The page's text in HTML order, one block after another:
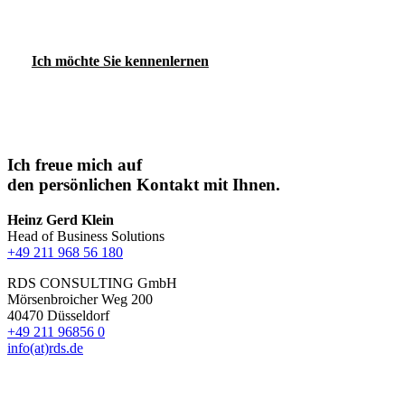
Ich möchte Sie kennenlernen
Ich freue mich auf
den persönlichen Kontakt mit Ihnen.
Heinz Gerd Klein
Head of Business Solutions
+49 211 968 56 180
RDS CONSULTING GmbH
Mörsenbroicher Weg 200
40470 Düsseldorf
+49 211 96856 0
info(at)rds.de